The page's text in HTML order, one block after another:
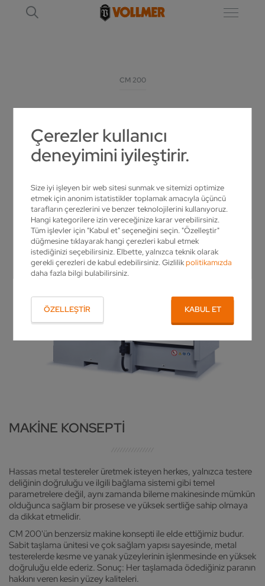
Çerezler kullanıcı
deneyimini iyileştirir.
Size iyi işleyen bir web sitesi sunmak ve sitemizi optimize
etmek için anonim istatistikler toplamak amacıyla üçüncü
tarafların çerezlerini ve benzer teknolojilerini kullanıyoruz.
Hangi kategorilere izin vereceğinize karar verebilirsiniz.
Tüm işlevler için "Kabul et" seçeneğini seçin. "Özelleştir"
düğmesine tıklayarak hangi çerezleri kabul etmek
istediğinizi seçebilirsiniz. Elbette, yalnızca teknik olarak
gerekli çerezleri de kabul edebilirsiniz. Gizlilikpolitikamızda
daha fazla bilgi bulabilirsiniz.
ÖZELLEŞTIR KABUL ET
CM 200
HW UÇLU DAIRE TESTERE BIÇAKLARINDAKI
KESME VE YANAK YÜZEYLERININ IŞLENMESI
IÇIN BILEME MAKINESI
MAKINE KONSEPTI
Hassas metal testereler üretmek isteyen herkes, yalnızca testere
deliğinin doğruluğu ve ilgili bağlama sistemi gibi temel
parametrelere değil, aynı zamanda bileme makinesinde mümkün
olduğunca sağlam bir prosese ve yüksek sertliğe sahip olmaya
da dikkat etmelidir.
CM 200'ün benzersiz makine konsepti ile elde ettiğimiz budur.
Sabit taşlama ünitesi ve çok sağlam yapısı sayesinde, metal
testerelerde kesme ve yanak yüzeylerinin işlenmesinde en yüksek
doğruluğu elde ederiz. Sonuç: Her taşlamada ödediğiniz paranın
hakkını veren kesin yüzey kaliteleri.